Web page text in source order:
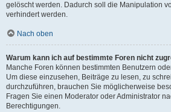
gelöscht werden. Dadurch soll die Manipulation
verhindert werden.
Nach oben
Warum kann ich auf bestimmte Foren nicht
Manche Foren können bestimmten Benutzern
Um diese einzusehen, Beiträge zu lesen, zu
durchzuführen, brauchen Sie möglicherweise
Fragen Sie einen Moderator oder Administrator
Berechtigungen.